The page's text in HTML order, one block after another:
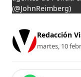
(@JohnReimberg)
Redacción
martes, 10